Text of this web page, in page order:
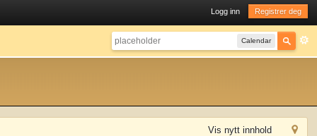
Logg inn Registrer deg
Calendar
Vis nytt innhold